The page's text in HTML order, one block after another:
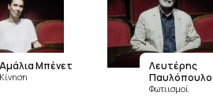
Αμάλια Μπένετ
Κίνηση
Λευτέρης
Φωτιισμοί